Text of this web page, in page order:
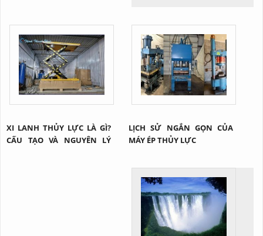
XI LANH THỦY LỰC LÀ GÌ?
CẤU TẠO VÀ NGUYÊN LÝ
LỊCH SỬ NGẮN GỌN CỦA
MÁY ÉP THỦY LỰC